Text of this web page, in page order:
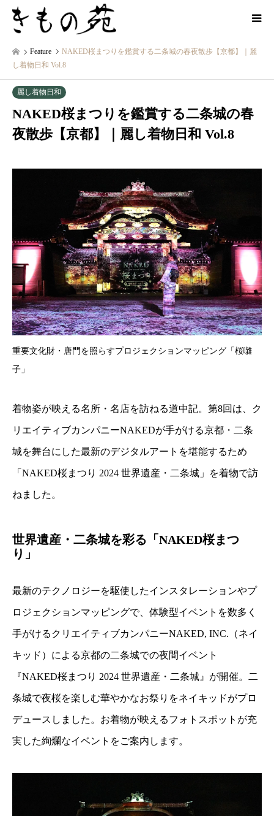
Feature
NAKED桜まつりを鑑賞する二条城の春夜散歩【京都】｜麗
し着物日和 Vol.8
麗し着物日和
NAKED桜まつりを鑑賞する二条城の春
夜散歩【京都】｜麗し着物日和 Vol.8
重要文化財・唐門を照らすプロジェクションマッピング「桜囃
子」
着物姿が映える名所・名店を訪ねる道中記。第8回は、ク
リエイティブカンパニーNAKEDが手がける京都・二条
城を舞台にした最新のデジタルアートを堪能するため
「NAKED桜まつり 2024 世界遺産・二条城」を着物で訪
ねました。
世界遺産・二条城を彩る「NAKED桜まつ
り」
最新のテクノロジーを駆使したインスタレーションやプ
ロジェクションマッピングで、体験型イベントを数多く
手がけるクリエイティブカンパニーNAKED, INC.（ネイ
キッド）による京都の二条城での夜間イベント
『NAKED桜まつり 2024 世界遺産・二条城』が開催。二
条城で夜桜を楽しむ華やかなお祭りをネイキッドがプロ
デュースしました。お着物が映えるフォトスポットが充
実した絢爛なイベントをご案内します。